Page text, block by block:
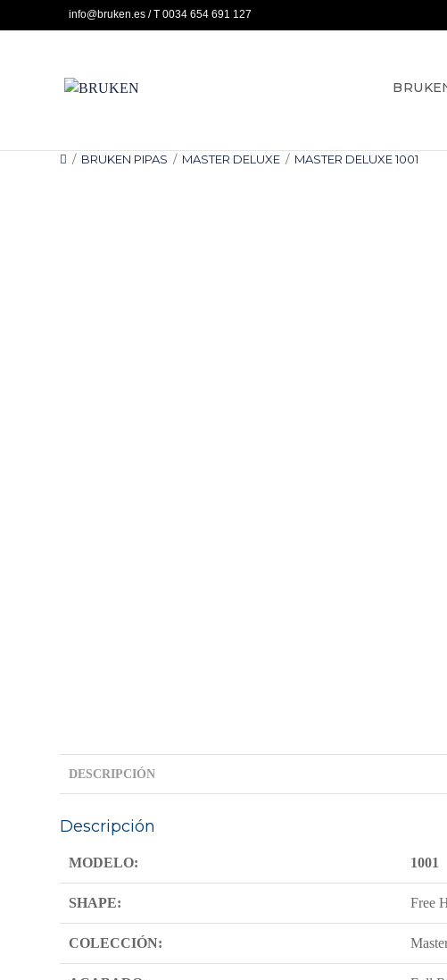
al
info@bruken.es / T 0034 654 691 127
/ BRUKEN PIPAS / MASTER DELUXE / MASTER DELUXE 1001
DESCRIPCIÓN
Descripción
MODELO: 1001
SHAPE: Free
COLECCIÓN: